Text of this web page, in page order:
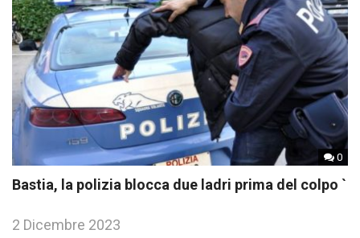
0
Bastia, la polizia blocca due ladri prima del colpo `
2 Dicembre 2023